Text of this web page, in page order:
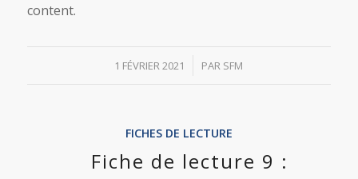
content.
1 FÉVRIER 2021
/ PAR SFM
FICHES DE LECTURE
Fiche de lecture 9 :